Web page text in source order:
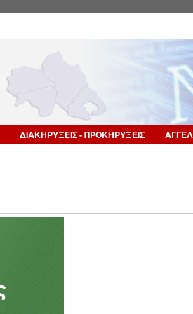
ΔΙΑΚΗΡΥΞΕΙΣ - ΠΡΟΚΗΡΥΞΕΙΣ